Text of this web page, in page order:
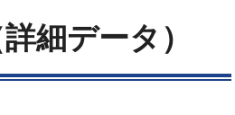
細データ）